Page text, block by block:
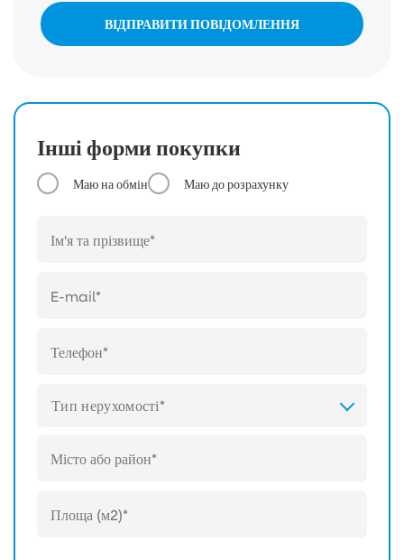
ВІДПРАВИТИ ПОВІДОМЛЕННЯ
Інші форми покупки
Маю на обмін Маю до розрахунку
Тип нерухомості*